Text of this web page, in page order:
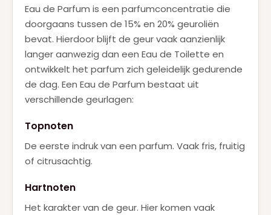
Eau de Parfum is een parfumconcentratie die
doorgaans tussen de 15% en 20% geuroliën
bevat. Hierdoor blijft de geur vaak aanzienlijk
langer aanwezig dan een Eau de Toilette en
ontwikkelt het parfum zich geleidelijk gedurende
de dag. Een Eau de Parfum bestaat uit
verschillende geurlagen:
Topnoten
De eerste indruk van een parfum. Vaak fris, fruitig
of citrusachtig.
Hartnoten
Het karakter van de geur. Hier komen vaak